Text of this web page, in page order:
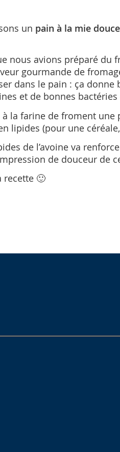
un pain à la mie
nous avions préparé du
gourmande de
dans le pain : ça
et de bonnes bactéries
la farine de froment une
lipides (pour une
de l’avoine va
de douceur de
recette 🙂